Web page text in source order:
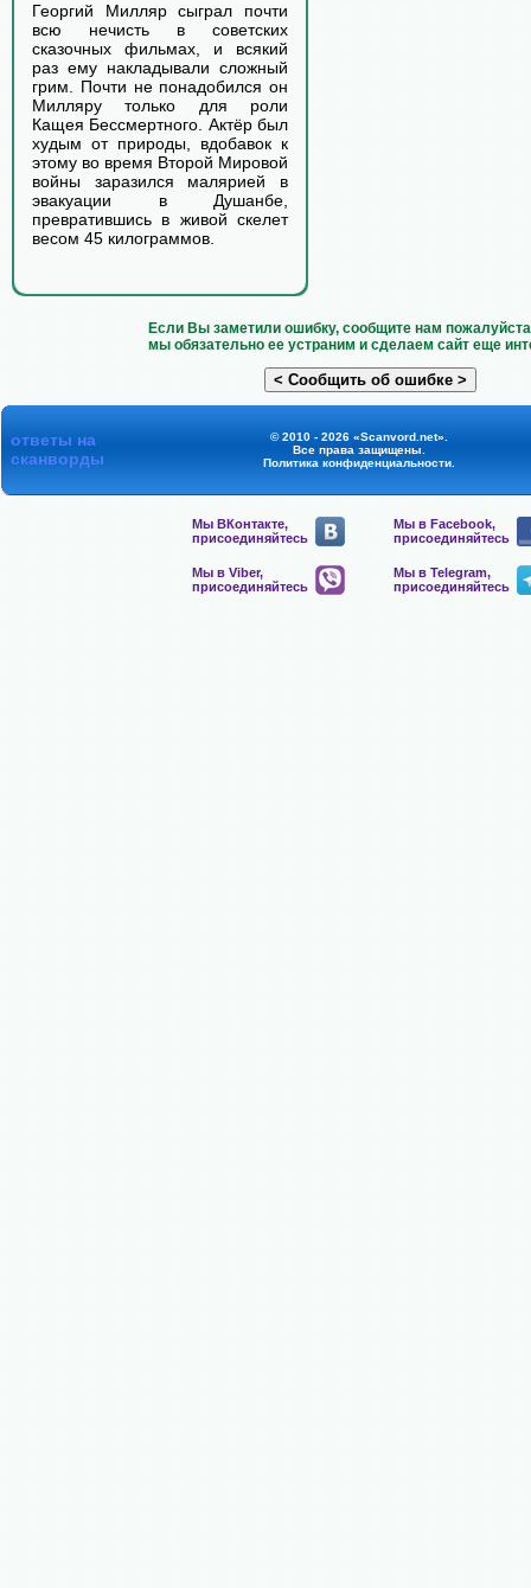
Георгий Милляр сыграл почти
всю нечисть в советских
сказочных фильмах, и всякий
раз ему накладывали сложный
грим. Почти не понадобился он
Милляру только для роли
Кащея Бессмертного. Актёр был
худым от природы, вдобавок к
этому во время Второй Мировой
войны заразился малярией в
эвакуации в Душанбе,
превратившись в живой скелет
весом 45 килограммов.
Если Вы заметили ошибку, сообщите нам
мы обязательно ее устраним и сделаем сайт еще
ответы на
сканворды
© 2010 - 2026 «Scanvord.net».
Все права защищены.
Политика конфиденциальности.
Мы ВКонтакте,
присоединяйтесь
Мы в Facebook,
присоединяйтесь
Мы в Viber,
присоединяйтесь
Мы в Telegram,
присоединяйтесь